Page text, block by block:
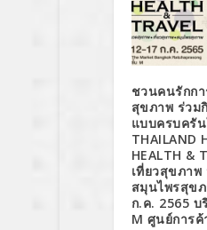
ชวนคนรักกา
สุขภาพ ร่วม
แบบครบครั
THAILAND
HEALTH &
เที่ยวสุขภา
สมุนไพรสุข
ก.ค. 2565
M ศูนย์การค้